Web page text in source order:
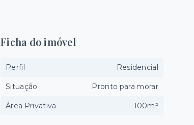
Ficha do imóvel
Perfil Residencial
Situação Pronto para morar
Área Privativa 100m²